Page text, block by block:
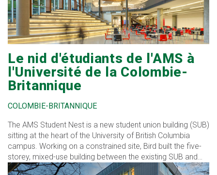
Le nid d'étudiants de l'AMS à
l'Université de la Colombie-
Britannique
COLOMBIE-BRITANNIQUE
The AMS Student Nest is a new student union building (SUB)
sitting at the heart of the University of British Columbia
campus. Working on a constrained site, Bird built the five-
storey, mixed-use building between the existing SUB and
the new alumni building while ensuring all deliveries were